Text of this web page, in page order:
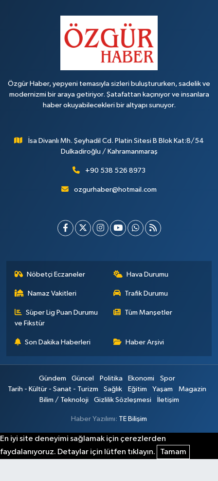
Özgür Haber, yepyeni temasıyla sizleri buluştururken, sadelik ve
modernizmi bir araya getiriyor. Şatafattan kaçınıyor ve insanlara
haber okuyabilecekleri bir altyapı sunuyor.
İsa Divanlı Mh. Şeyhadil Cd. Platin Sitesi B Blok Kat:8/54
Dulkadiroğlu / Kahramanmaraş
+90 538 526 8973
ozgurhaber@hotmail.com
Nöbetçi Eczaneler Hava Durumu
Namaz Vakitleri Trafik Durumu
Süper Lig Puan Durumu
ve Fikstür
Tüm Manşetler
Son Dakika Haberleri Haber Arşivi
Gündem Güncel Politika Ekonomi
Spor
Tarih - Kültür - Sanat - Turizm
Sağlık Eğitim Yaşam
Magazin
Bilim / Teknoloji
Gizlilik Sözleşmesi İletişim
Haber Yazılımı: TE Bilişim
En iyi site deneyimi sağlamak için çerezlerden
faydalanıyoruz. Detaylar için lütfen tıklayın.
Tamam